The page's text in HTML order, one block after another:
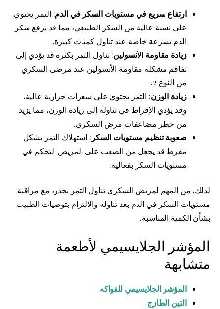
ارتفاع سريع في مستويات السكر في الدم: التمر يحتوي
على نسبة عالية من السكر الطبيعي، مما قد يرفع سكر
الدم بسرعة خاصة عند تناول كميات كبيرة.
زيادة مقاومة الأنسولين: تناول التمر بكثرة قد يؤدي إلى
تفاقم مشكلة مقاومة الأنسولين عند مرضى السكري
من النوع 2.
زيادة الوزن: التمر يحتوي على سعرات حرارية عالية،
وقد يؤدي الإفراط في تناوله إلى زيادة الوزن، مما يزيد
من خطر مضاعفات مرض السكري.
صعوبة تنظيم مستويات السكر : استهلاك التمر بشكل
مفرط قد يجعل من الصعب على المريض التحكم في
مستويات السكر بفعالية.
لذلك، من المهم لمريض السكري تناول التمر بحذر، مع مراقبة
مستويات السكر في الدم بعد تناوله والالتزام بتوصيات الطبيب
بشأن الكمية المناسبة.
المؤشر الجلايسيمي لأطعمة
متشابهة
المؤشر الجلايسيمي للفواكه
التين الطازج